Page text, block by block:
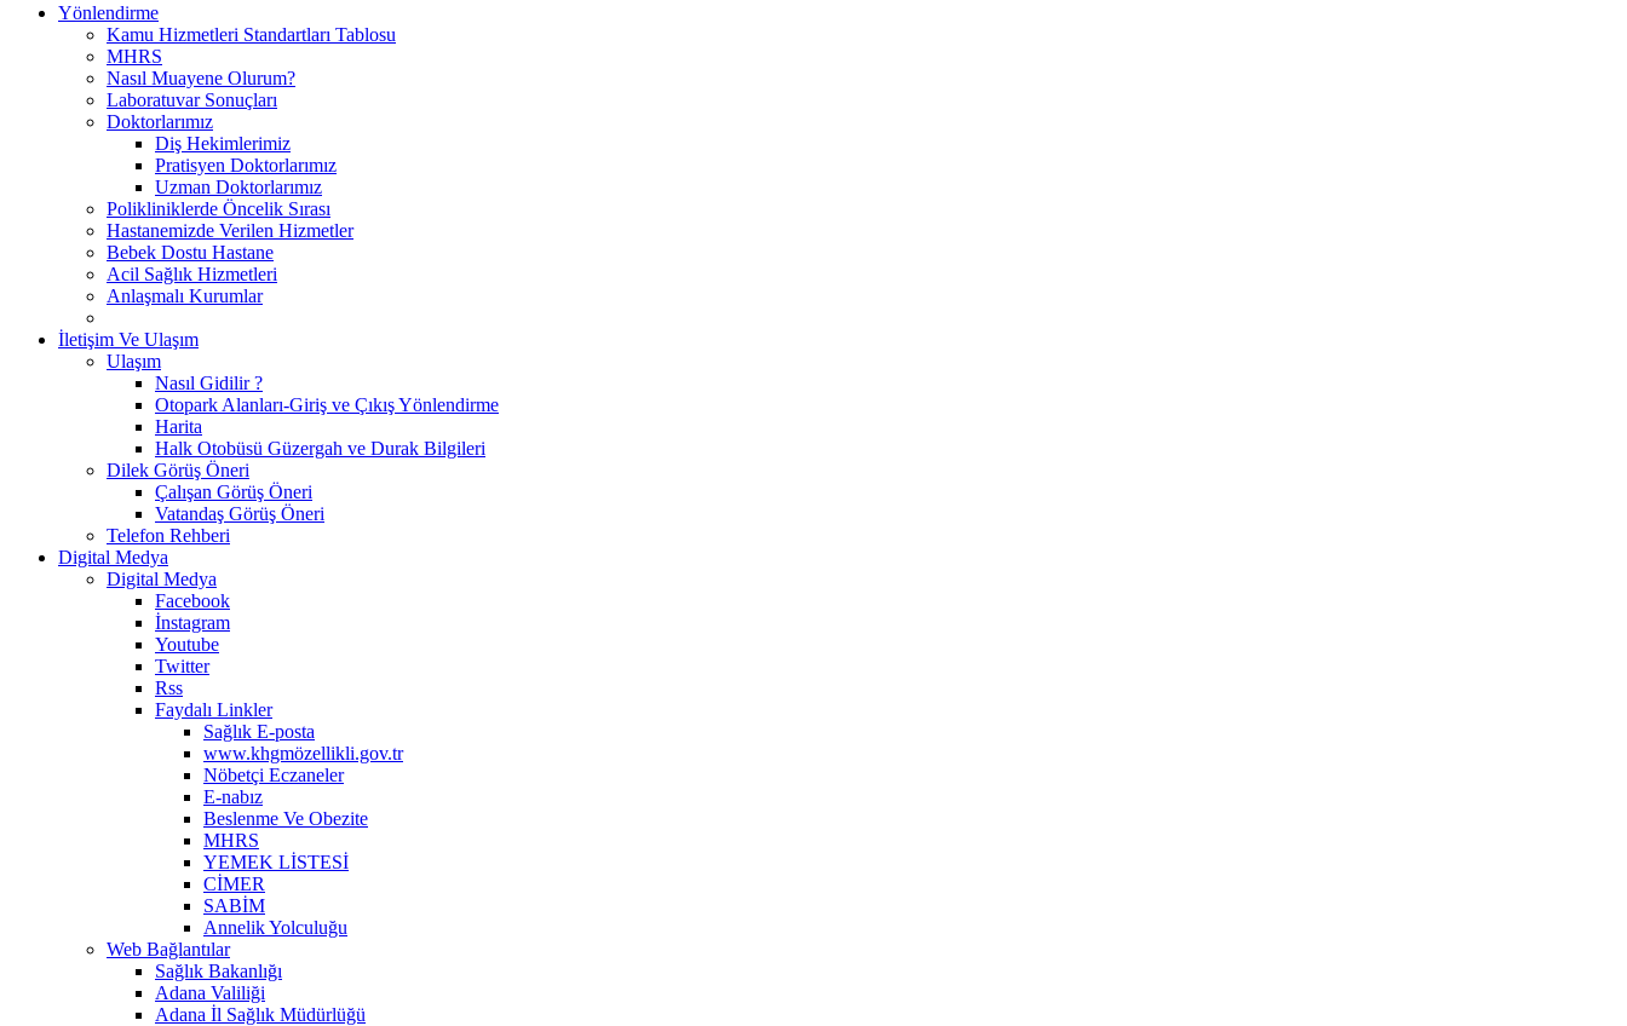
Yönlendirme
Kamu Hizmetleri Standartları Tablosu
MHRS
Nasıl Muayene Olurum?
Laboratuvar Sonuçları
Doktorlarımız
Diş Hekimlerimiz
Pratisyen Doktorlarımız
Uzman Doktorlarımız
Polikliniklerde Öncelik Sırası
Hastanemizde Verilen Hizmetler
Bebek Dostu Hastane
Acil Sağlık Hizmetleri
Anlaşmalı Kurumlar
İletişim Ve Ulaşım
Ulaşım
Nasıl Gidilir ?
Otopark Alanları-Giriş ve Çıkış Yönlendirme
Harita
Halk Otobüsü Güzergah ve Durak Bilgileri
Dilek Görüş Öneri
Çalışan Görüş Öneri
Vatandaş Görüş Öneri
Telefon Rehberi
Digital Medya
Digital Medya
Facebook
İnstagram
Youtube
Twitter
Rss
Faydalı Linkler
Sağlık E-posta
www.khgmözellikli.gov.tr
Nöbetçi Eczaneler
E-nabız
Beslenme Ve Obezite
MHRS
YEMEK LİSTESİ
CİMER
SABİM
Annelik Yolculuğu
Web Bağlantılar
Sağlık Bakanlığı
Adana Valiliği
Adana İl Sağlık Müdürlüğü